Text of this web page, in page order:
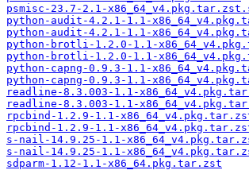
psmisc-23.7-2.1-
python-audit-4.2.1-1.1-
python-audit-4.2.1-1.1-
python-brotli-1.2.0-1.1-
python-brotli-1.2.0-1.1-
python-capng-0.9.3-1.1-
python-capng-0.9.3-1.1-
readline-8.3.003-1.1-
readline-8.3.003-1.1-
rpcbind-1.2.9-1.1-
rpcbind-1.2.9-1.1-
s-nail-14.9.25-1.1-
s-nail-14.9.25-1.1-
sdparm-1.12-1.1-x86_64.pkg.tar.zst